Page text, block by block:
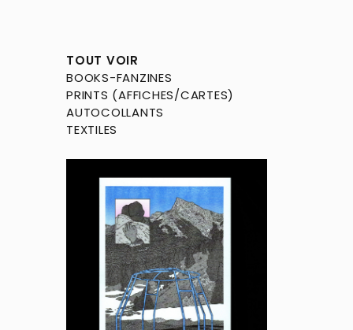
TOUT VOIR
BOOKS-FANZINES
PRINTS (AFFICHES/CARTES)
AUTOCOLLANTS
TEXTILES